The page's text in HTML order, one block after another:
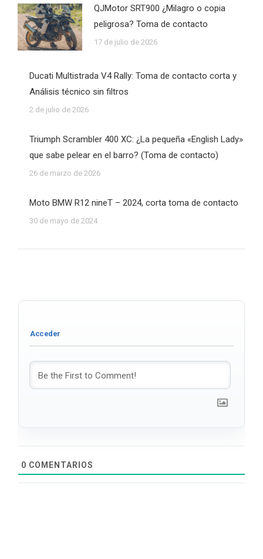
QJMotor SRT900 ¿Milagro o copia
peligrosa? Toma de contacto
17 de julio de 2026
Ducati Multistrada V4 Rally: Toma de contacto corta y
Análisis técnico sin filtros
2 de julio de 2026
Triumph Scrambler 400 XC: ¿La pequeña «English Lady»
que sabe pelear en el barro? (Toma de contacto)
26 de marzo de 2026
Moto BMW R12 nineT – 2024, corta toma de contacto
30 de mayo de 2024
0 COMENTARIOS